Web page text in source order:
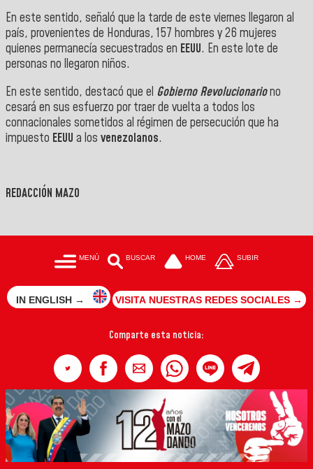
En este sentido, señaló que la tarde de este viernes llegaron al
país, provenientes de Honduras, 157 hombres y 26 mujeres
quienes permanecía secuestrados en EEUU. En este lote de
personas no llegaron niños.
En este sentido, destacó que el Gobierno Revolucionariono
cesará en sus esfuerzo por traer de vuelta a todos los
connacionales sometidos al régimen de persecución que ha
impuesto EEUU a los venezolanos.
REDACCIÓN MAZO
MENÚ BUSCAR HOME SUBIR
IN ENGLISH → VISITA NUESTRAS REDES SOCIALES →
Comparte esta noticia: